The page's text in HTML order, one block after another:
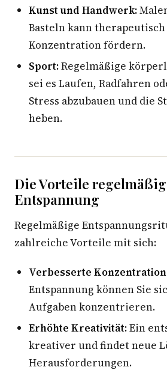
Kunst und Handwerk:
Basteln kann
Konzentration fördern.
Sport:Regelmäßige
sei es Laufen, Radfahren
Stress abzubauen und die
heben.
Die Vorteile
Entspannung
Regelmäßige
zahlreiche Vorteile mit sich:
Verbesserte
Entspannung können Sie
Aufgaben konzentrieren.
Erhöhte Kreativität:Ein
kreativer und findet neue
Herausforderungen.